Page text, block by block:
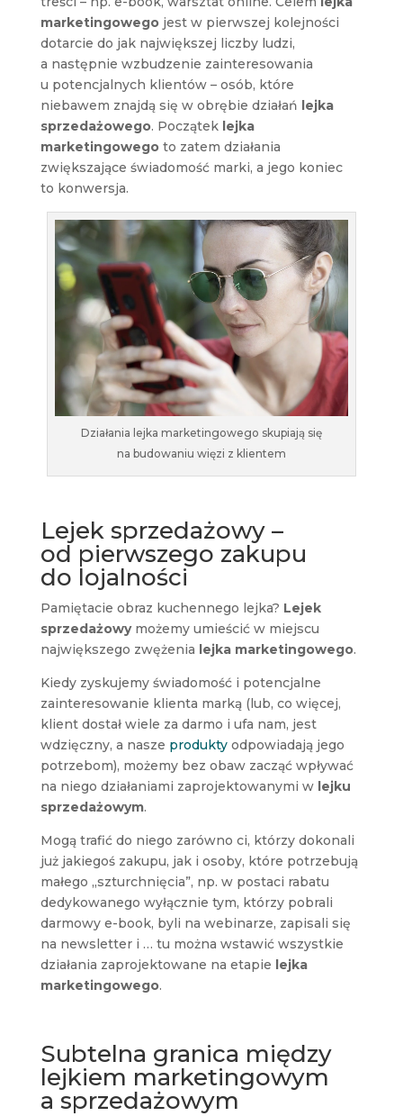
marketingowegojest w pierwszej kolejności
dotarcie do jak największej liczby ludzi,
a następnie wzbudzenie zainteresowania
u potencjalnych klientów – osób, które
niebawem znajdą się w obrębie działań lejka
sprzedażowego. Początek lejka
marketingowegoto zatem działania
zwiększające świadomość marki, a jego koniec
to konwersja.
Działania lejka marketingowego skupiają się
na budowaniu więzi z klientem
Lejek sprzedażowy –
od pierwszego zakupu
do lojalności
Pamiętacie obraz kuchennego lejka? Lejek
sprzedażowymożemy umieścić w miejscu
największego zwężenia lejka marketingowego.
Kiedy zyskujemy świadomość i potencjalne
zainteresowanie klienta marką (lub, co więcej,
klient dostał wiele za darmo i ufa nam, jest
wdzięczny, a nasze produktyodpowiadają jego
potrzebom), możemy bez obaw zacząć wpływać
na niego działaniami zaprojektowanymi w lejku
sprzedażowym.
Mogą trafić do niego zarówno ci, którzy dokonali
już jakiegoś zakupu, jak i osoby, które potrzebują
małego „szturchnięcia”, np. w postaci rabatu
dedykowanego wyłącznie tym, którzy pobrali
darmowy e-book, byli na webinarze, zapisali się
na newsletter i … tu można wstawić wszystkie
działania zaprojektowane na etapie lejka
marketingowego.
Subtelna granica między
lejkiem marketingowym
a sprzedażowym